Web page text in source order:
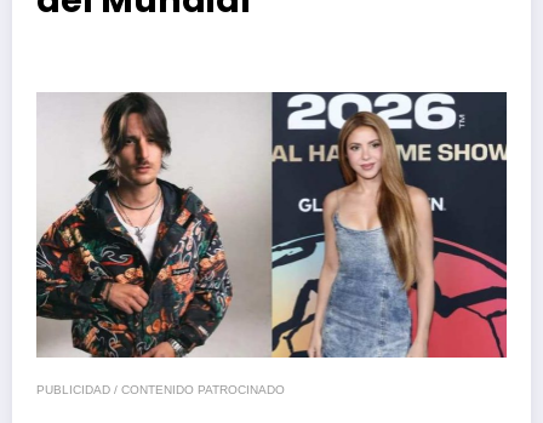
PUBLICIDAD / CONTENIDO PATROCINADO